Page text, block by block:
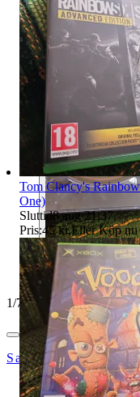
1/7
SandsOfTime
Tom Clancy's
One)
Sluttid8 aug 21:37.
Pris:45 kr,Eller Köp nu